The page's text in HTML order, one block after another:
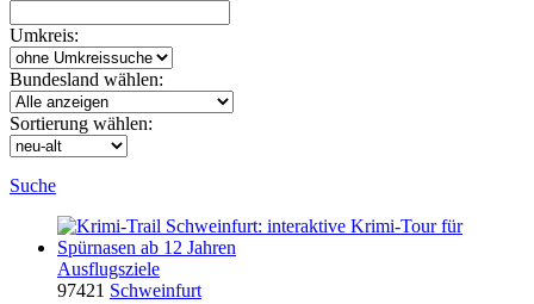
Umkreis:
Bundesland wählen:
Sortierung wählen:
Suche
Ausflugsziele
97421 Schweinfurt